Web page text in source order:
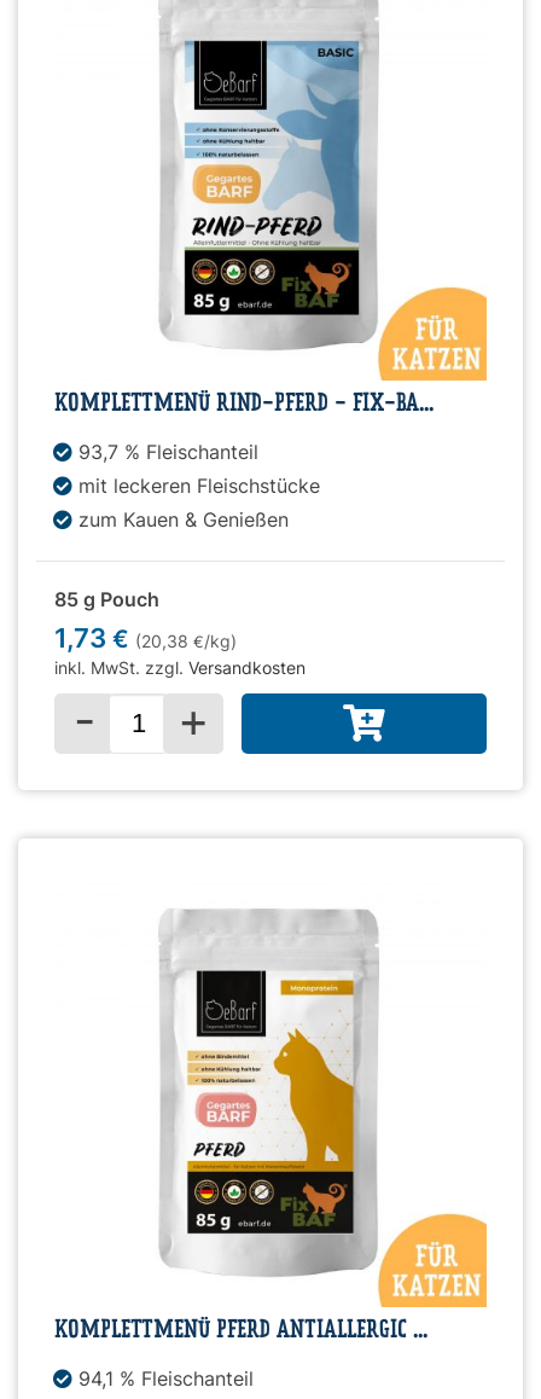
KOMPLETTMENÜ RIND-PFERD - FIX-BA...
93,7 % Fleischanteil
mit leckeren Fleischstücke
zum Kauen & Genießen
85 g Pouch
1,73 € (20,38 €/kg)
inkl. MwSt. zzgl. Versandkosten
- +
KOMPLETTMENÜ PFERD ANTIALLERGIC ...
94,1 % Fleischanteil